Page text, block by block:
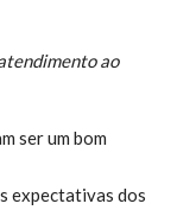
ao
ser um bom
expectativas dos